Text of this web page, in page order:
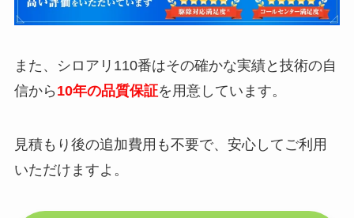
また、シロアリ110番はその確かな実績と技術の自
信から 10年の品質保証を用意しています。
見積もり後の追加費用も不要で、安心してご利用
いただけますよ。